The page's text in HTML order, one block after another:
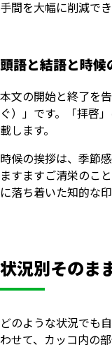
手間を大幅に削減でき
頭語と結語と時候
本文の開始と終了を
ぐ）」です。「拝啓
載します。
時候の挨拶は、季節
ますますご清栄のこ
に落ち着いた知的な
状況別そのま
どのような状況でも
わせて、カッコ内の